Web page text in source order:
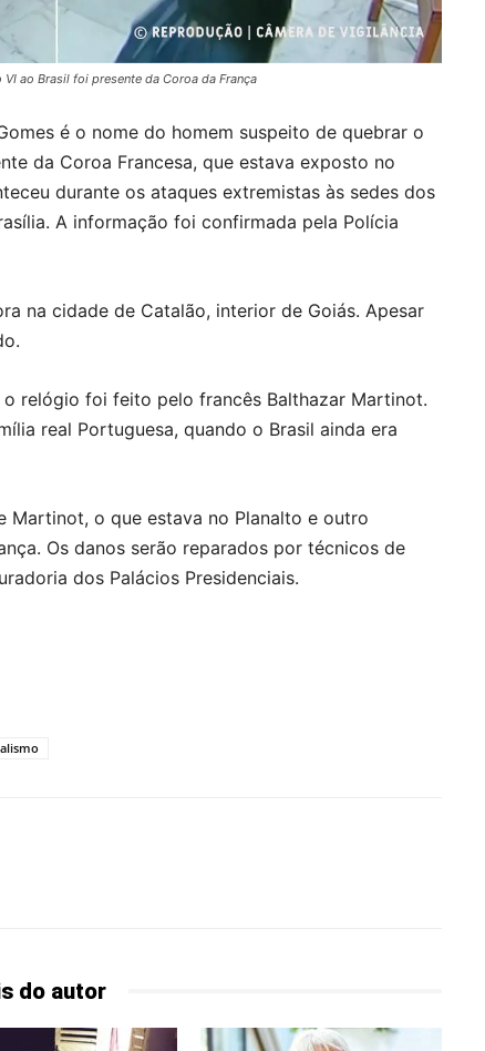
ao Brasil foi presente da Coroa da França
é o nome do homem suspeito de quebrar o
da Coroa Francesa, que estava exposto no
durante os ataques extremistas às sedes dos
A informação foi confirmada pela Polícia
na cidade de Catalão, interior de Goiás. Apesar
relógio foi feito pelo francês Balthazar Martinot.
real Portuguesa, quando o Brasil ainda era
Martinot, o que estava no Planalto e outro
Os danos serão reparados por técnicos de
dos Palácios Presidenciais.
do autor